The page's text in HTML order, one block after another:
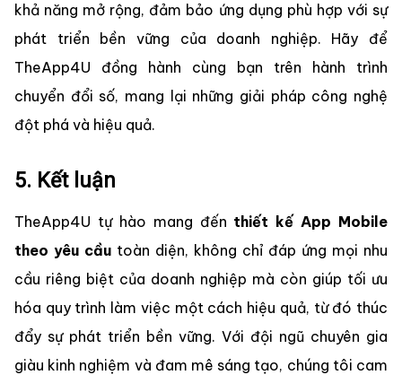
khả năng mở rộng, đảm bảo ứng dụng phù hợp với sự
phát triển bền vững của doanh nghiệp. Hãy để
TheApp4U đồng hành cùng bạn trên hành trình
chuyển đổi số, mang lại những giải pháp công nghệ
đột phá và hiệu quả.
5. Kết luận
TheApp4U tự hào mang đến thiết kế App Mobile
theo yêu cầu toàn diện, không chỉ đáp ứng mọi nhu
cầu riêng biệt của doanh nghiệp mà còn giúp tối ưu
hóa quy trình làm việc một cách hiệu quả, từ đó thúc
đẩy sự phát triển bền vững. Với đội ngũ chuyên gia
giàu kinh nghiệm và đam mê sáng tạo, chúng tôi cam